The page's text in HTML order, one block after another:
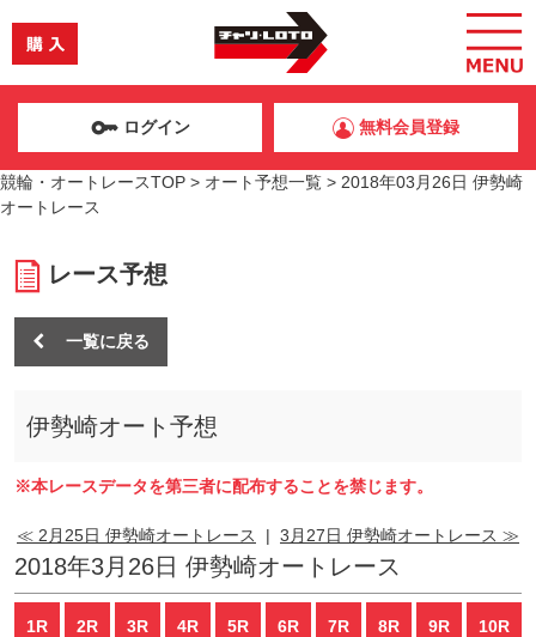
ログイン 無料会員登録
競輪・オートレースTOP > オート予想一覧 > 2018年03月26日 伊勢崎
オートレース
レース予想
一覧に戻る
伊勢崎オート予想
※本レースデータを第三者に配布することを禁じます。
≪ 2月25日 伊勢崎オートレース | 3月27日 伊勢崎オートレース ≫
2018年3月26日 伊勢崎オートレース
1R 2R 3R 4R 5R 6R 7R 8R 9R 10R